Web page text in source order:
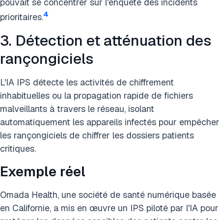
prioritaires.4
3. Détection et atténuation des
rançongiciels
L'IA IPS détecte les activités de chiffrement
inhabituelles ou la propagation rapide de fichiers
malveillants à travers le réseau, isolant
automatiquement les appareils infectés pour empêcher
les rançongiciels de chiffrer les dossiers patients
critiques.
Exemple réel
Omada Health, une société de santé numérique basée
en Californie, a mis en œuvre un IPS piloté par l'IA pour